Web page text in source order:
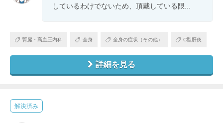
しているわけでないため、頂戴している限...
腎臓・高血圧内科 全身 全身の症状（その他） C型肝炎
詳細を見る
解決済み